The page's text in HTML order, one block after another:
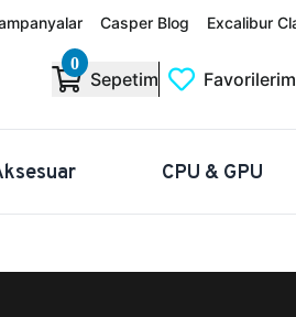
Casper Blog Excalibur
0
Sepetim Favorilerim
CPU & GPU